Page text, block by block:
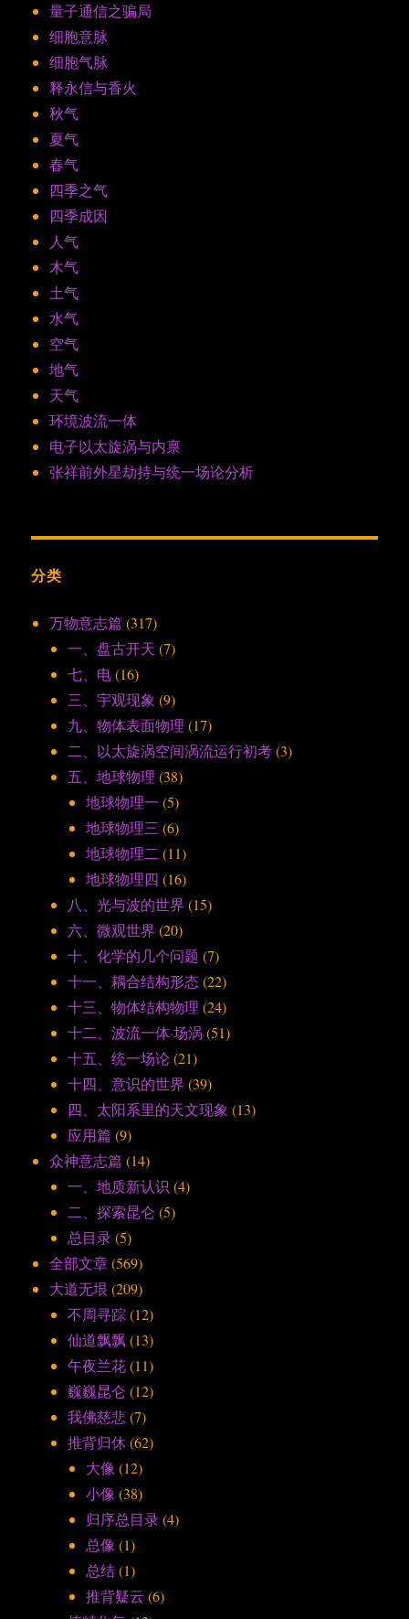
量子通信之骗局
细胞意脉
细胞气脉
释永信与香火
秋气
夏气
春气
四季之气
四季成因
人气
木气
土气
水气
空气
地气
天气
环境波流一体
电子以太旋涡与内禀
张祥前外星劫持与统一场论分析
分类
万物意志篇 (317)
一、盘古开天 (7)
七、电(16)
三、宇观现象 (9)
九、物体表面物理 (17)
二、以太旋涡空间涡流运行初考(3)
五、地球物理 (38)
地球物理一 (5)
地球物理三 (6)
地球物理二 (11)
地球物理四 (16)
八、光与波的世界 (15)
六、微观世界 (20)
十、化学的几个问题 (7)
十一、耦合结构形态(22)
十三、物体结构物理 (24)
十二、波流一体·场涡 (51)
十五、统一场论(21)
十四、意识的世界 (39)
四、太阳系里的天文现象 (13)
应用篇 (9)
众神意志篇 (14)
一、地质新认识 (4)
二、探索昆仑 (5)
总目录(5)
全部文章(569)
大道无垠 (209)
不周寻踪(12)
仙道飘飘(13)
午夜兰花(11)
巍巍昆仑 (12)
我佛慈悲 (7)
推背归休(62)
大像 (12)
小像 (38)
归序总目录(4)
总像 (1)
总结(1)
推背疑云 (6)